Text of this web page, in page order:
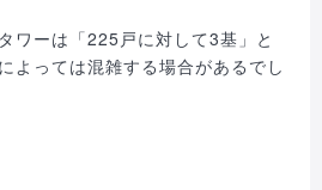
ワーは「225戸に対して3基」と
よっては混雑する場合があるでし